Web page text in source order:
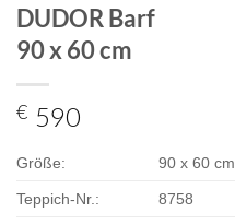
DUDOR Barf
90 x 60 cm
€ 590
Größe: 90 x 60 cm
Teppich-Nr.: 8758